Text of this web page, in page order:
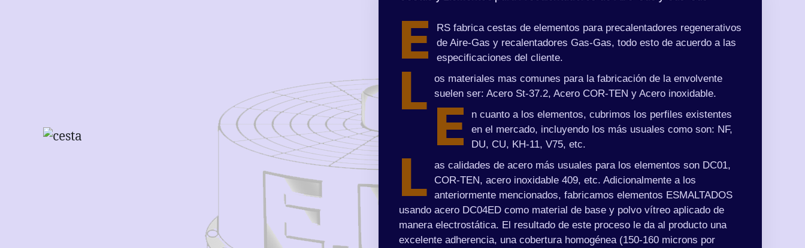
E
RS fabrica cestas de elementos para precalentadores regenerativos
de Aire-Gas y recalentadores Gas-Gas, todo esto de acuerdo a las
especificaciones del cliente.
L
os materiales mas comunes para la fabricación de la envolvente
suelen ser: Acero St-37.2, Acero COR-TEN y Acero inoxidable.
E
n cuanto a los elementos, cubrimos los perfiles existentes
en el mercado, incluyendo los más usuales como son: NF,
DU, CU, KH-11, V75, etc.
L
as calidades de acero más usuales para los elementos son DC01,
COR-TEN, acero inoxidable 409, etc. Adicionalmente a los
anteriormente mencionados, fabricamos elementos ESMALTADOS
usando acero DC04ED como material de base y polvo vítreo aplicado de
manera electrostática. El resultado de este proceso le da al producto una
excelente adherencia, una cobertura homogénea (150-160 microns por